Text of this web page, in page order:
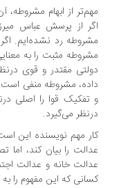
از ابهام مشروطه، آن
از پرسش عباس میرزایی
رد نشده‌ایم. اگر دو
مقتدر و قوی درنظر
مشروطه منفی است.
قوا را اصلی درنظر
می‌گیرد.
مهم نویسنده این است که
را بیان کند، اما تصور
خانه و عدالت اجتماعی
که این مفهوم را به کار